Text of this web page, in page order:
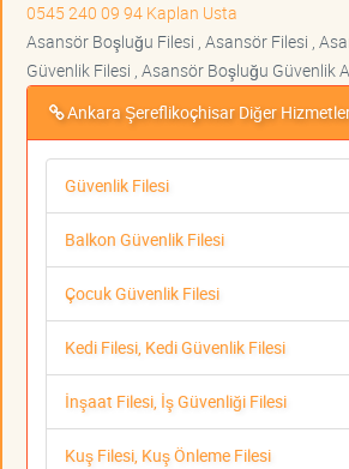
0545 240 09 94 Kaplan Usta
Asansör Boşluğu Filesi , Asansör Filesi ,
Güvenlik Filesi , Asansör Boşluğu Güvenlik
Ankara Şereflikoçhisar Diğer
Güvenlik Filesi
Balkon Güvenlik Filesi
Çocuk Güvenlik Filesi
Kedi Filesi, Kedi Güvenlik Filesi
İnşaat Filesi, İş Güvenliği Filesi
Kuş Filesi, Kuş Önleme Filesi